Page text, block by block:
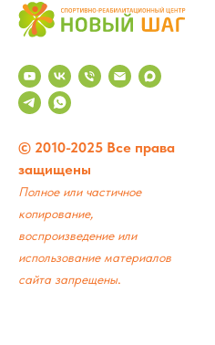
© 2010-2025 Все права
защищены
Полное или частичное
копирование,
воспроизведение или
использование материалов
сайта запрещены.